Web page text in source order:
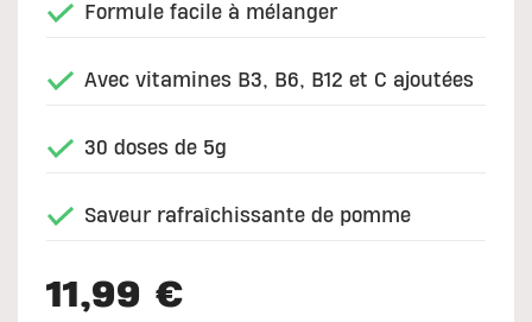
Formule facile à mélanger
Avec vitamines B3, B6, B12 et C ajoutées
30 doses de 5g
Saveur rafraîchissante de pomme
11,99 €